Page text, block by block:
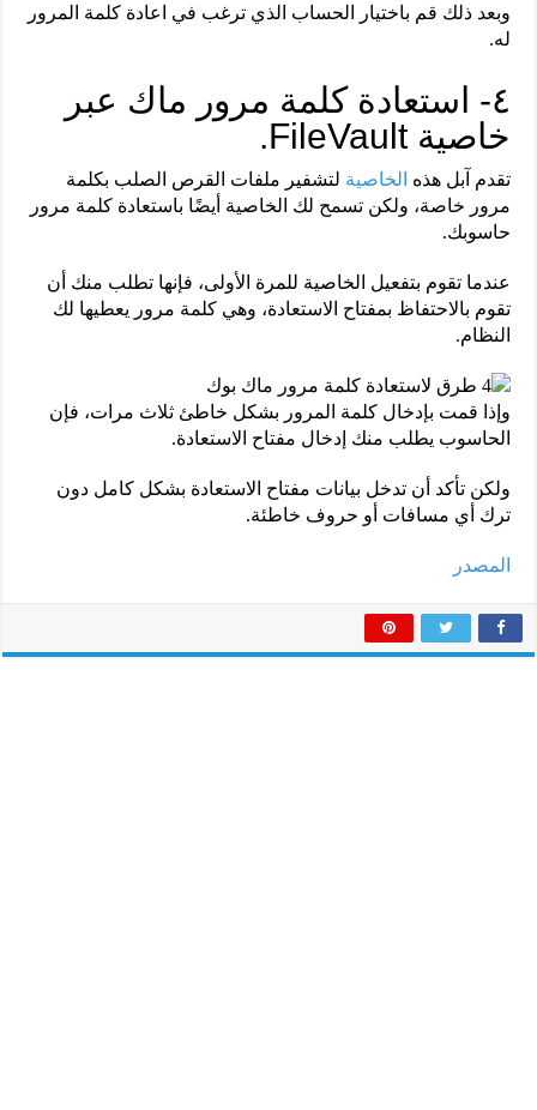
وبعد ذلك قم باختيار الحساب الذي ترغب في اعادة كلمة المرور
له.
٤- استعادة كلمة مرور ماك عبر
خاصية FileVault.
تقدم آبل هذه الخاصيةلتشفير ملفات القرص الصلب بكلمة
مرور خاصة، ولكن تسمح لك الخاصية أيضًا باستعادة كلمة مرور
حاسوبك.
عندما تقوم بتفعيل الخاصية للمرة الأولى، فإنها تطلب منك أن
تقوم بالاحتفاظ بمفتاح الاستعادة، وهي كلمة مرور يعطيها لك
النظام.
وإذا قمت بإدخال كلمة المرور بشكل خاطئ ثلاث مرات، فإن
الحاسوب يطلب منك إدخال مفتاح الاستعادة.
ولكن تأكد أن تدخل بيانات مفتاح الاستعادة بشكل كامل دون
ترك أي مسافات أو حروف خاطئة.
المصدر